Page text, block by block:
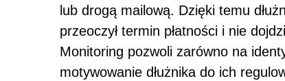
lub drogą mailową. Dzięki temu
przeoczył termin płatności i nie
Monitoring pozwoli zarówno na
motywowanie dłużnika do ich